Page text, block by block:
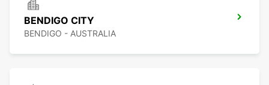
BENDIGO CITY
BENDIGO - AUSTRALIA